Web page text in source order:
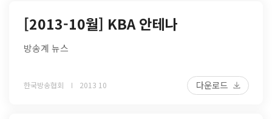
[2013-10월] KBA 안테나
방송계 뉴스
한국방송협회 2013 10 다운로드